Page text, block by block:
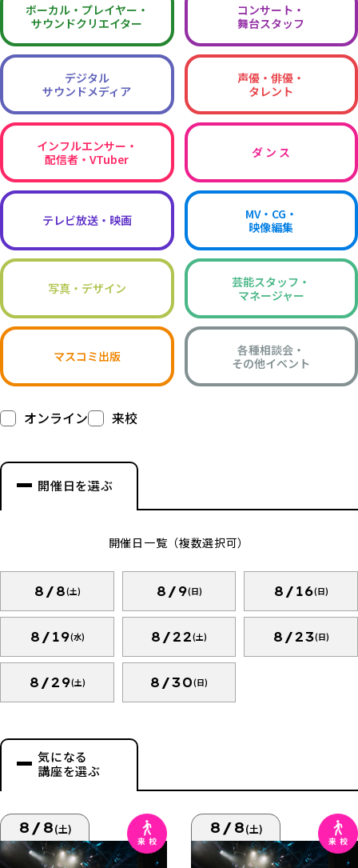
ボーカル・ プレイヤー・
サウンドクリエイター
コンサート・
舞台スタッフ
デジタル
サウンドメディア
声優・俳優・
タレント
インフルエンサー・
配信者・VTuber
ダ ン ス
テレビ放送・映画
MV・CG・
映像編集
写真・デザイン
芸能スタッフ・
マネージャー
マスコミ出版
各種相談会・
その他イベント
オンライン 来校
開催日を選ぶ
開催日一覧（複数選択可）
8/8(土) 8/9(日) 8/16(日)
8/19(水) 8/22(土) 8/23(日)
8/29(土) 8/30(日)
気になる
講座を選ぶ
8/8(土) 8/8(土)